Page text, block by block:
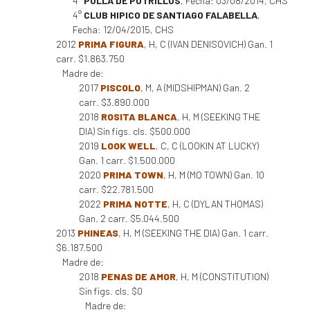
4° CLUB HIPICO DE SANTIAGO FALABELLA,
Fecha: 12/04/2015, CHS
2012 PRIMA FIGURA, H, C (IVAN DENISOVICH) Gan. 1
carr. $1.863.750
Madre de:
2017 PISCOLO, M, A (MIDSHIPMAN) Gan. 2
carr. $3.890.000
2018 ROSITA BLANCA, H, M (SEEKING THE
DIA) Sin figs. cls. $500.000
2019 LOOK WELL, C, C (LOOKIN AT LUCKY)
Gan. 1 carr. $1.500.000
2020 PRIMA TOWN, H, M (MO TOWN) Gan. 10
carr. $22.781.500
2022 PRIMA NOTTE, H, C (DYLAN THOMAS)
Gan. 2 carr. $5.044.500
2013 PHINEAS, H, M (SEEKING THE DIA) Gan. 1 carr.
$6.187.500
Madre de:
2018 PENAS DE AMOR, H, M (CONSTITUTION)
Sin figs. cls. $0
Madre de: